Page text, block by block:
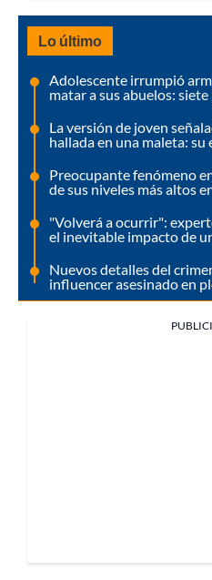
Lo último
Adolescente irrumpió
matar a sus abuelos:
La versión de joven
hallada en una maleta:
Preocupante fenómeno
de sus niveles más altos
"Volverá a ocurrir":
el inevitable impacto de
Nuevos detalles del
influencer asesinado en